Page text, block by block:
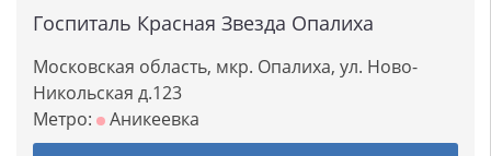
Госпиталь Красная Звезда Опалиха
Московская область, мкр. Опалиха, ул. Ново-
Никольская д.123
Метро:
Аникеевка